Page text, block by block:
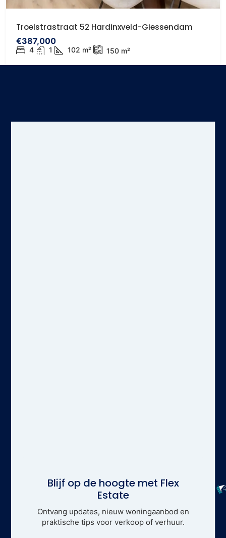
Troelstrastraat 52 Hardinxveld-Giessendam
€387,000
4 1 102 m² 150 m²
Blijf op de hoogte met Flex
Estate
Ontvang updates, nieuw woningaanbod en
praktische tips voor verkoop of verhuur.